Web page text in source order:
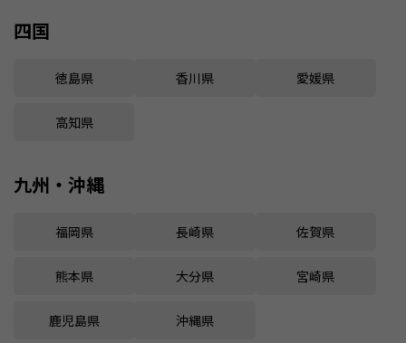
四国
徳島県 香川県 愛媛県
高知県
九州・沖縄
福岡県 長崎県 佐賀県
熊本県 大分県 宮崎県
鹿児島県 沖縄県